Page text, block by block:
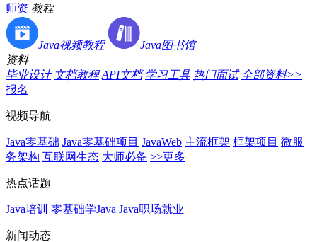
师资 教程
Java视频教程
Java图书馆
资料
毕业设计 文档教程 API文档 学习工具 热门面试 全部资料>>
报名
视频导航
Java零基础 Java零基础项目 JavaWeb 主流框架 框架项目 微服
务架构 互联网生态 大师必备 >>更多
热点话题
Java培训 零基础学Java Java职场就业
新闻动态